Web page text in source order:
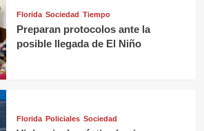
Florida Sociedad Tiempo
Preparan protocolos ante la
posible llegada de El Niño
Florida Policiales Sociedad